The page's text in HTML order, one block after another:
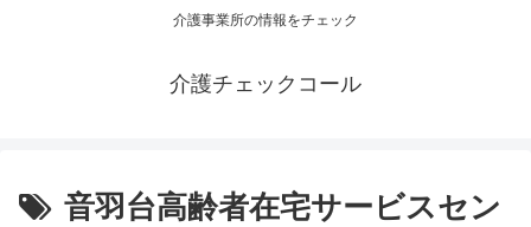
介護事業所の情報をチェック
介護チェックコール
音羽台高齢者在宅サービスセン